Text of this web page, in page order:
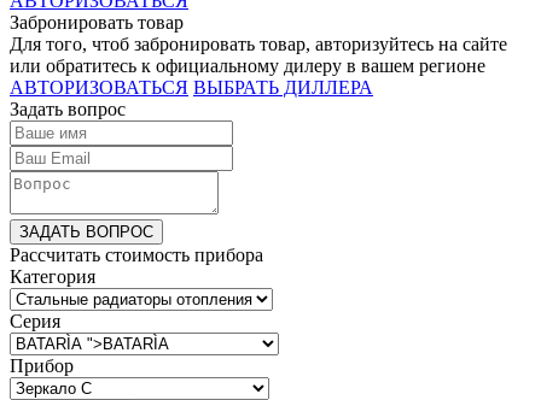
Забронировать товар
Для того, чтоб забронировать товар, авторизуйтесь на сайте
или обратитесь к официальному дилеру в вашем регионе
АВТОРИЗОВАТЬСЯ ВЫБРАТЬ ДИЛЛЕРА
Задать вопрос
ЗАДАТЬ ВОПРОС
Рассчитать стоимость прибора
Категория
Серия
Прибор